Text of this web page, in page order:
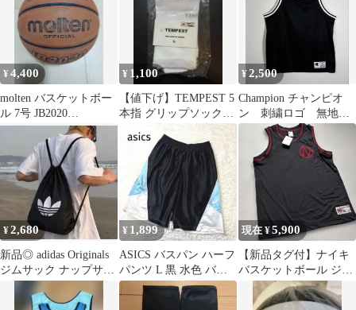
¥4,400
​molten バスケットボー
ル 7号 JB2020
MT85GWW JBA
¥ 1,100
【値下げ】TEMPEST 5
本指 グリップソックス
¥2,500
Champion チャンピオ
ン 刺繍ロゴ 無地
リブライン バスケ
¥2,680
新品◎ adidas Originals
ジムサック ナップサッ
¥ 1,899
ASICS バスパン ハーフ
パンツ L 黒 水色 バス
ケットボール
現在 ¥5,900
【新品タグ付】ナイキ
バスケットボール ジャ
ージ L 黒 レオパード
薔薇 L